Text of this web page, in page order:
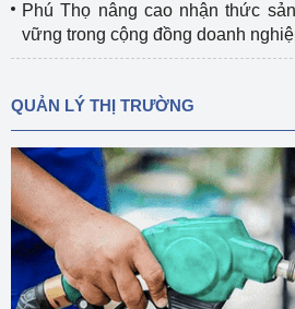
Phú Thọ nâng cao nhận thức
vững trong cộng đồng doanh
QUẢN LÝ THỊ TRƯỜNG